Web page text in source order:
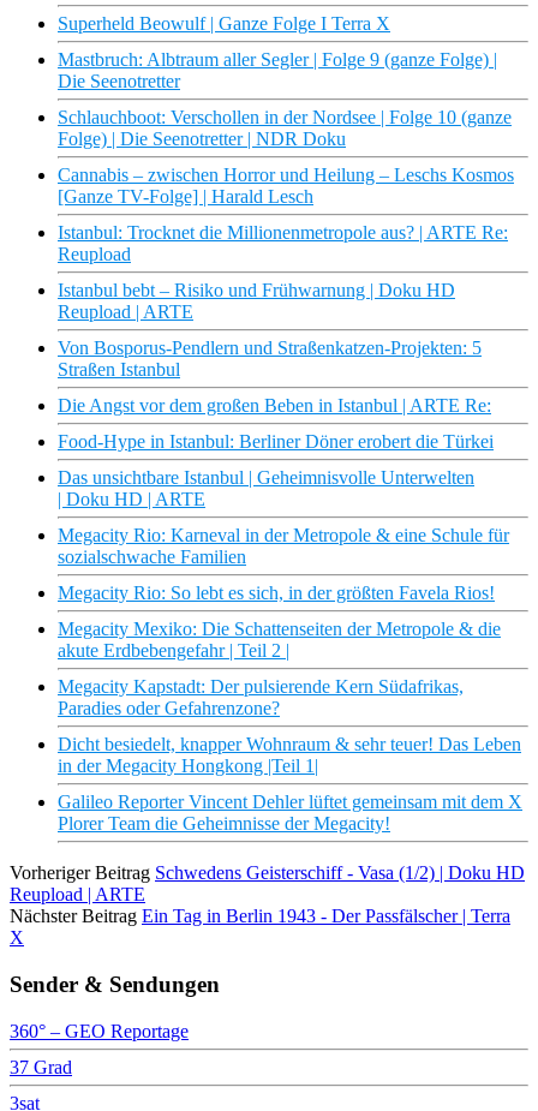
Superheld Beowulf | Ganze Folge I Terra X
Mastbruch: Albtraum aller Segler | Folge 9 (ganze Folge) |
Die Seenotretter
Schlauchboot: Verschollen in der Nordsee | Folge 10 (ganze
Folge) | Die Seenotretter | NDR Doku
Cannabis – zwischen Horror und Heilung – Leschs Kosmos
[Ganze TV-Folge] | Harald Lesch
Istanbul: Trocknet die Millionenmetropole aus? | ARTE Re:
Reupload
Istanbul bebt – Risiko und Frühwarnung | Doku HD
Reupload | ARTE
Von Bosporus-Pendlern und Straßenkatzen-Projekten: 5
Straßen Istanbul
Die Angst vor dem großen Beben in Istanbul | ARTE Re:
Food-Hype in Istanbul: Berliner Döner erobert die Türkei
Das unsichtbare Istanbul | Geheimnisvolle Unterwelten
| Doku HD | ARTE
Megacity Rio: Karneval in der Metropole & eine Schule für
sozialschwache Familien
Megacity Rio: So lebt es sich, in der größten Favela Rios!
Megacity Mexiko: Die Schattenseiten der Metropole & die
akute Erdbebengefahr | Teil 2 |
Megacity Kapstadt: Der pulsierende Kern Südafrikas,
Paradies oder Gefahrenzone?
Dicht besiedelt, knapper Wohnraum & sehr teuer! Das Leben
in der Megacity Hongkong |Teil 1|
Galileo Reporter Vincent Dehler lüftet gemeinsam mit dem X
Plorer Team die Geheimnisse der Megacity!
Vorheriger Beitrag Schwedens Geisterschiff - Vasa (1/2) | Doku HD
Reupload | ARTE
Nächster Beitrag Ein Tag in Berlin 1943 - Der Passfälscher | Terra
X
Sender & Sendungen
360° – GEO Reportage
37 Grad
3sat